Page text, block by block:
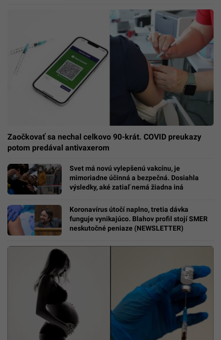
Zaočkovať sa nechal celkovo 90-krát. COVID preukazy
potom predával antivaxerom
Svet má novú vylepšenú vakcínu, je
mimoriadne účinná a bezpečná. Dosiahla
výsledky, aké zatiaľ nemá žiadna iná
Koronavírus útočí naplno, tretia dávka
funguje vynikajúco. Blahov profil stojí SMER
neskutočné peniaze (NEWSLETTER)